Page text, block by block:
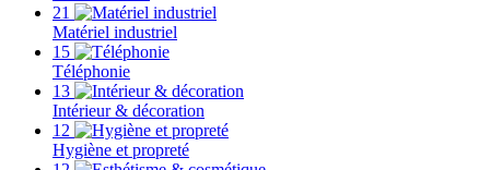
21
Matériel industriel
15
Téléphonie
13
Intérieur & décoration
12
Hygiène et propreté